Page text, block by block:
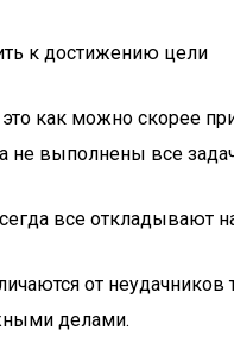
к достижению цели
как можно скорее
выполнены все
все откладывают
от неудачников
делами.